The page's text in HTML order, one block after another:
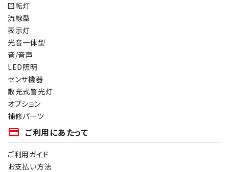
製品選定の仕方
ガイドライン
パトライトカタログ
回転灯
流線型
表示灯
光音一体型
音/音声
LED照明
センサ機器
散光式警光灯
オプション
補修パーツ
payment ご利用にあたって
ご利用ガイド
お支払い方法